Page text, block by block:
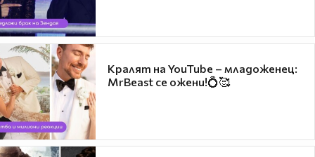
Кралят на YouTube – младоженец:
MrBeast се ожени!💍🥰